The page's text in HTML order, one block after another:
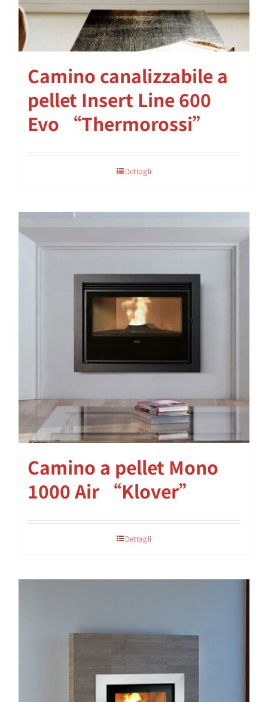
Camino canalizzabile a
pellet Insert Line 600
Evo “Thermorossi”
Dettagli
Camino a pellet Mono
1000 Air “Klover”
Dettagli